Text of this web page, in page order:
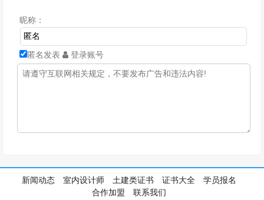
昵称：
匿名发表 登录账号
新闻动态 室内设计师 土建类证书 证书大全
学员报名
合作加盟
联系我们